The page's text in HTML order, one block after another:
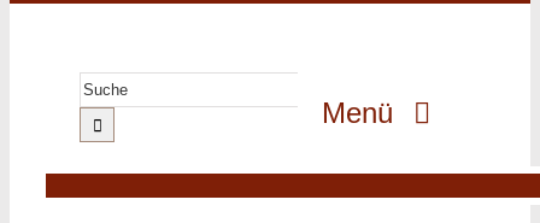
springen
Suche
nach:
Menü